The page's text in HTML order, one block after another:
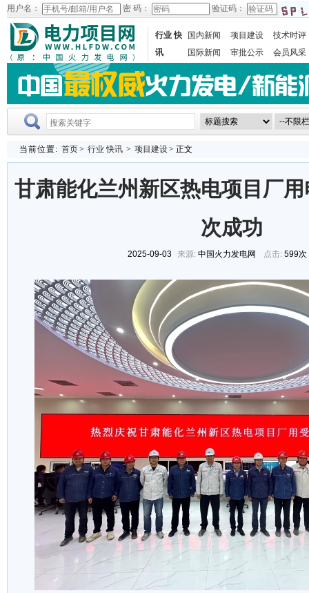
用户名： 密 码： 验证码：
行业 快
讯
国内新闻 项目建设
技术时评
国际新闻
审批公示 会员风采
当前位置: 首页> 行业 快讯 > 项目建设> 正文
甘肃能化兰州新区热电项目厂
次成功
2025-09-03 来源: 中国火力发电网 点击: 599次